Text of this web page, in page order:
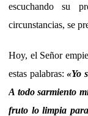
escuchando su
circunstancias, se
Hoy, el Señor
estas palabras: «Yo
A todo sarmiento
fruto lo limpia